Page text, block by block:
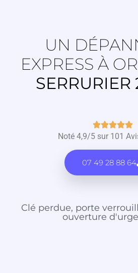
UN
EXPRESS À
SERRURIER

Noté 4,9/5 sur 101
07 49 28 88 64
Clé perdue, porte
ouverture